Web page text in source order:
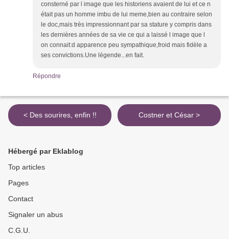
consterné par l image que les historiens avaient de lui et ce n
était pas un homme imbu de lui meme,bien au contraire selon
le doc,mais très impressionnant par sa stature y compris dans
les dernières années de sa vie ce qui a laissé l image que l
on connait:d apparence peu sympathique,froid mais fidèle a
ses convictions.Une légende...en fait.
Répondre
< Des sourires, enfin !! Costner et César >
Hébergé par Eklablog
Top articles
Pages
Contact
Signaler un abus
C.G.U.